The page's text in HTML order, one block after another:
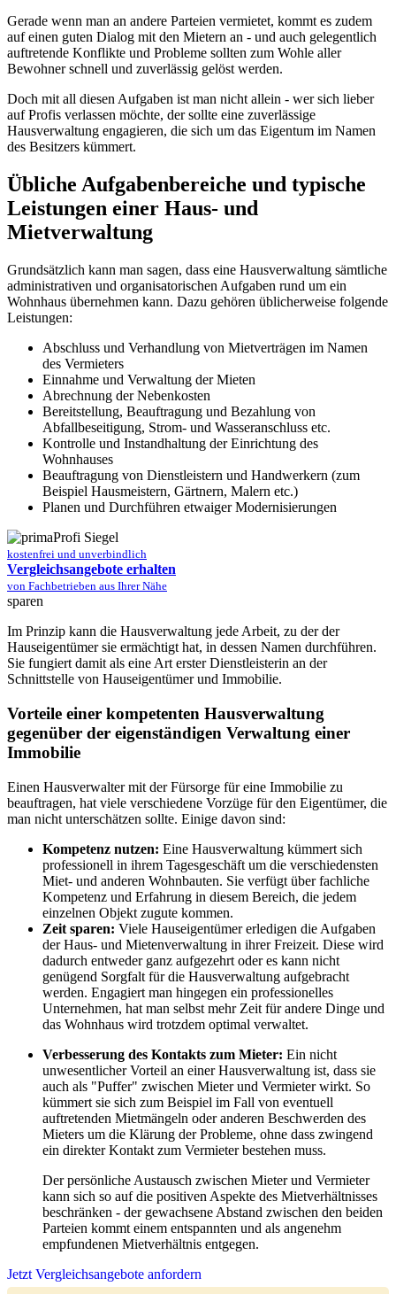
Gerade wenn man an andere Parteien vermietet, kommt es zudem
auf einen guten Dialog mit den Mietern an - und auch gelegentlich
auftretende Konflikte und Probleme sollten zum Wohle aller
Bewohner schnell und zuverlässig gelöst werden.
Doch mit all diesen Aufgaben ist man nicht allein - wer sich lieber
auf Profis verlassen möchte, der sollte eine zuverlässige
Hausverwaltung engagieren, die sich um das Eigentum im Namen
des Besitzers kümmert.
Übliche Aufgabenbereiche und typische
Leistungen einer Haus- und
Mietverwaltung
Grundsätzlich kann man sagen, dass eine Hausverwaltung sämtliche
administrativen und organi­satorischen Aufgaben rund um ein
Wohnhaus übernehmen kann. Dazu gehören üblicherweise folgende
Leistungen:
Abschluss und Verhandlung von Mietverträgen im Namen
des Vermieters
Einnahme und Verwaltung der Mieten
Abrechnung der Nebenkosten
Bereitstellung, Beauftragung und Bezahlung von
Abfallbeseitigung, Strom- und Wasseranschluss etc.
Kontrolle und Instandhaltung der Einrichtung des
Wohnhauses
Beauftragung von Dienstleistern und Handwerkern (zum
Beispiel Hausmeistern, Gärtnern, Malern etc.)
Planen und Durchführen etwaiger Modernisierungen
kostenfrei und unverbindlich
Vergleichsangebote erhalten
von Fachbetrieben aus Ihrer Nähe
sparen
Im Prinzip kann die Hausverwaltung jede Arbeit, zu der der
Hauseigentümer sie ermächtigt hat, in dessen Namen durchführen.
Sie fungiert damit als eine Art erster Dienstleisterin an der
Schnittstelle von Hauseigentümer und Immobilie.
Vorteile einer kompetenten Hausverwaltung
gegenüber der eigenständigen Verwaltung einer
Immobilie
Einen Hausverwalter mit der Fürsorge für eine Immobilie zu
beauftragen, hat viele verschiedene Vorzüge für den Eigentümer, die
man nicht unterschätzen sollte. Einige davon sind:
Kompetenz nutzen: Eine Hausverwaltung kümmert sich
professionell in ihrem Tagesgeschäft um die verschiedensten
Miet- und anderen Wohnbauten. Sie verfügt über fachliche
Kompetenz und Erfahrung in diesem Bereich, die jedem
einzelnen Objekt zugute kommen.
Zeit sparen: Viele Hauseigentümer erledigen die Aufgaben
der Haus- und Mietenverwaltung in ihrer Freizeit. Diese wird
dadurch entweder ganz aufgezehrt oder es kann nicht
genügend Sorgfalt für die Hausverwaltung aufgebracht
werden. Engagiert man hingegen ein professionelles
Unternehmen, hat man selbst mehr Zeit für andere Dinge und
das Wohnhaus wird trotzdem optimal verwaltet.
Verbesserung des Kontakts zum Mieter: Ein nicht
unwesentlicher Vorteil an einer Hausverwaltung ist, dass sie
auch als "Puffer" zwischen Mieter und Vermieter wirkt. So
kümmert sie sich zum Beispiel im Fall von eventuell
auftretenden Mietmängeln oder anderen Beschwerden des
Mieters um die Klärung der Probleme, ohne dass zwingend
ein direkter Kontakt zum Vermieter bestehen muss.
Der persönliche Austausch zwischen Mieter und Vermieter
kann sich so auf die positiven Aspekte des Mietverhältnisses
beschränken - der gewachsene Abstand zwischen den beiden
Parteien kommt einem entspannten und als angenehm
empfundenen Mietverhältnis entgegen.
Jetzt Vergleichsangebote anfordern